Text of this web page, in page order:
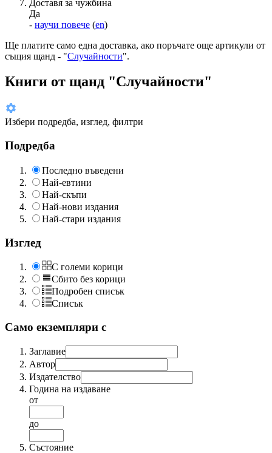
Доставя за чужбина
Да
- научи повече (en)
Ще платите само една доставка, ако поръчате още артикули от
същия щанд - "Случайности".
Книги от щанд "Случайности"
Избери подредба, изглед, филтри
Подредба
Последно въведени
Най-евтини
Най-скъпи
Най-нови издания
Най-стари издания
Изглед
С големи корици
Сбито без корици
Подробен списък
Списък
Само екземпляри с
Заглавие
Автор
Издателство
Година на издаване
от
до
Състояние